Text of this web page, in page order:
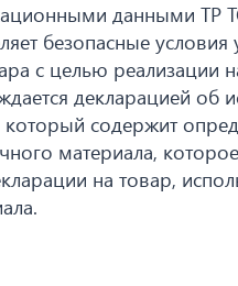
данными ТР
безопасные
с целью
декларацией об
содержит
материала,
на товар,